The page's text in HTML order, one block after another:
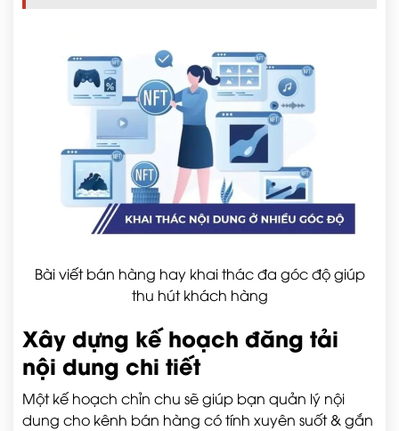
Bài viết bán hàng hay khai thác đa góc độ giúp
thu hút khách hàng
Xây dựng kế hoạch đăng tải
nội dung chi tiết
Một kế hoạch chỉn chu sẽ giúp bạn quản lý nội
dung cho kênh bán hàng có tính xuyên suốt & gắn